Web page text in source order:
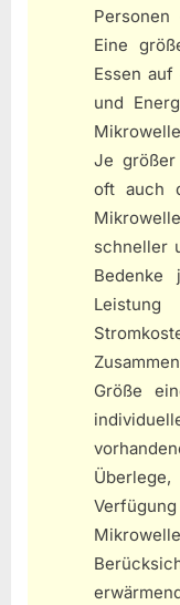
Eine
Essen
und
Je größer
oft auch
schneller
Bedenke
Größe